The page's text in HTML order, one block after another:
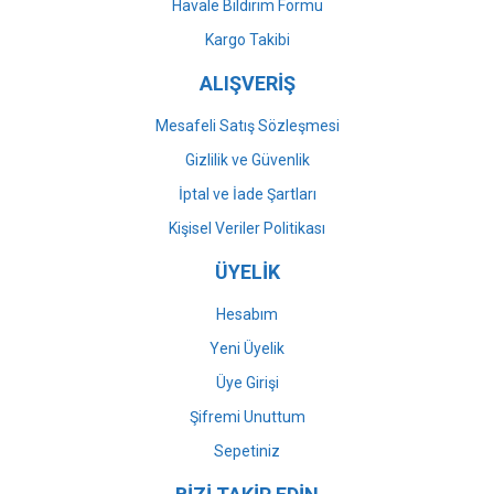
Gönder
Havale Bildirim Formu
Kargo Takibi
ALIŞVERİŞ
Mesafeli Satış Sözleşmesi
Gizlilik ve Güvenlik
İptal ve İade Şartları
Kişisel Veriler Politikası
ÜYELİK
Hesabım
Yeni Üyelik
Üye Girişi
Şifremi Unuttum
Sepetiniz